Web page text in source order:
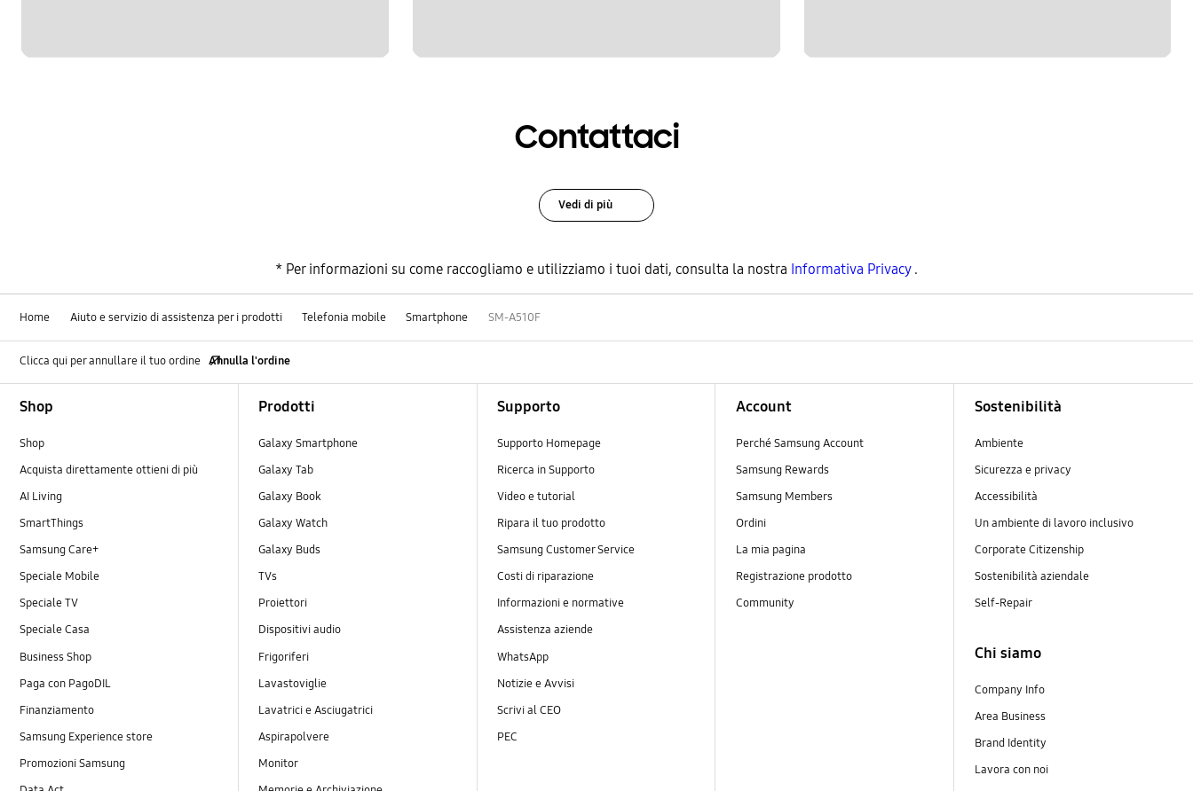
Contattaci
Vedi di più
* Per informazioni su come raccogliamo e utilizziamo i tuoi dati, consulta la nostra Informativa Privacy.
Home Aiuto e servizio di assistenza per i prodotti Telefonia mobile Smartphone SM-A510F
Clicca qui per annullare il tuo ordine Annulla l'ordine
Shop
Shop
Acquista direttamente ottieni di più
AI Living
SmartThings
Samsung Care+
Speciale Mobile
Speciale TV
Speciale Casa
Business Shop
Paga con PagoDIL
Finanziamento
Samsung Experience store
Promozioni Samsung
Prodotti
Galaxy Smartphone
Galaxy Tab
Galaxy Book
Galaxy Watch
Galaxy Buds
TVs
Proiettori
Dispositivi audio
Frigoriferi
Lavastoviglie
Lavatrici e Asciugatrici
Aspirapolvere
Monitor
Supporto
Supporto Homepage
Ricerca in Supporto
Video e tutorial
Ripara il tuo prodotto
Samsung Customer Service
Costi di riparazione
Informazioni e normative
Assistenza aziende
WhatsApp
Notizie e Avvisi
Scrivi al CEO
PEC
Account
Perché Samsung Account
Samsung Rewards
Samsung Members
Ordini
La mia pagina
Registrazione prodotto
Community
Sostenibilità
Ambiente
Sicurezza e privacy
Accessibilità
Un ambiente di lavoro inclusivo
Corporate Citizenship
Sostenibilità aziendale
Self-Repair
Chi siamo
Company Info
Area Business
Brand Identity
Lavora con noi